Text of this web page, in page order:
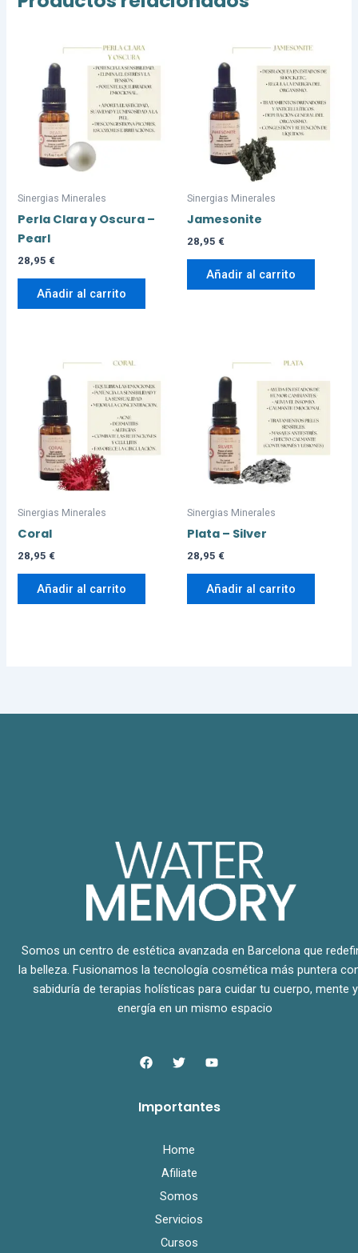
Sinergias Minerales
Perla Clara y Oscura –
Pearl
28,95 €
Añadir al carrito
Sinergias Minerales
Jamesonite
28,95 €
Añadir al carrito
Sinergias Minerales
Coral
28,95 €
Añadir al carrito
Sinergias Minerales
Plata – Silver
28,95 €
Añadir al carrito
Somos un centro de estética avanzada en Barcelona que
la belleza. Fusionamos la tecnología cosmética más puntera
sabiduría de terapias holísticas para cuidar tu cuerpo, mente y
energía en un mismo espacio
F
a
b
T
w
t
Y
o
u
Importantes
Home
Afiliate
Somos
Servicios
Cursos